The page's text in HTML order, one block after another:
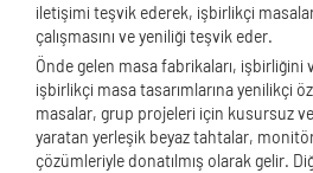
iletişimi teşvik ederek, işbirlikçi
çalışmasını ve yeniliği teşvik eder.
Önde gelen masa fabrikaları, işbirliğini
işbirlikçi masa tasarımlarına yenilikçi
masalar, grup projeleri için kusursuz ve
yaratan yerleşik beyaz tahtalar,
çözümleriyle donatılmış olarak gelir.